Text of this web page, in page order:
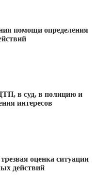
помощи определения
в суд, в полицию и
интересов
оценка ситуации
действий